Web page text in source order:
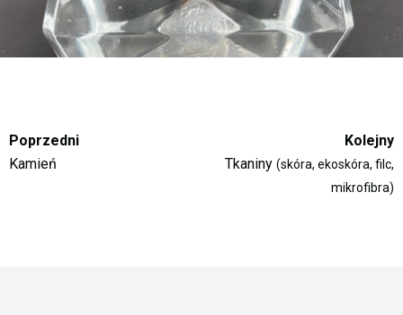
Poprzedni
Kamień
Kolejny
Tkaniny (skóra, ekoskóra, filc,
mikrofibra)